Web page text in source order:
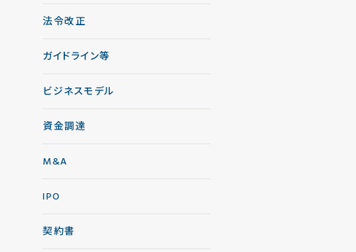
法令改正
ガイドライン等
ビジネスモデル
資金調達
M&A
IPO
契約書